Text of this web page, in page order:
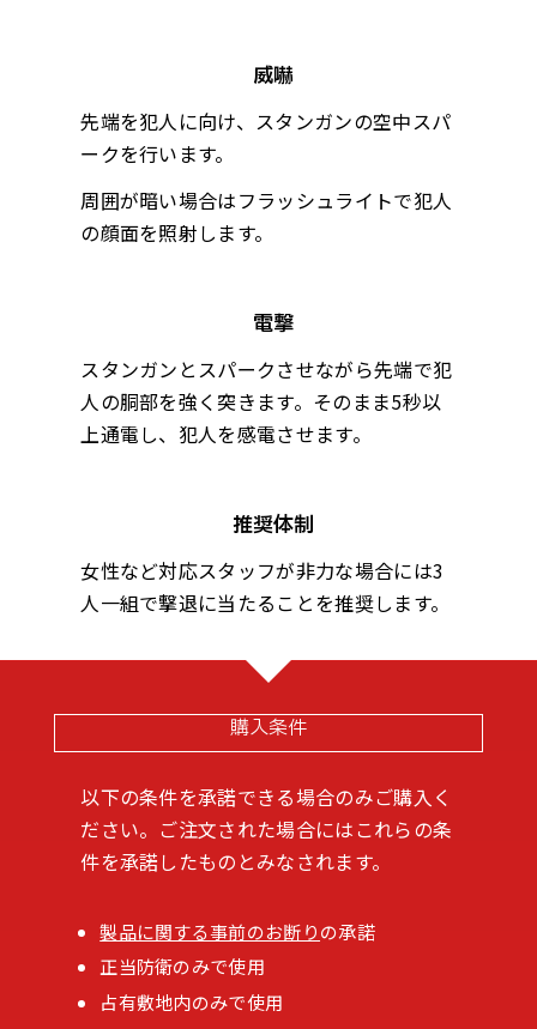
威嚇
先端を犯人に向け、スタンガンの空中スパ
ークを行います。
周囲が暗い場合はフラッシュライトで犯人
の顔面を照射します。
電撃
スタンガンとスパークさせながら先端で犯
人の胴部を強く突きます。そのまま5秒以
上通電し、犯人を感電させます。
推奨体制
女性など対応スタッフが非力な場合には3
人一組で撃退に当たることを推奨します。
購入条件
以下の条件を承諾できる場合のみご購入く
ださい。ご注文された場合にはこれらの条
件を承諾したものとみなされます。
製品に関する事前のお断りの承諾
正当防衛のみで使用
占有敷地内のみで使用